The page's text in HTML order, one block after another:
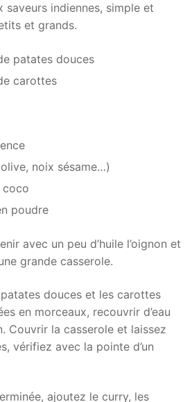
saveurs indiennes, simple et
et grands.
patates douces
carottes
noix sésame…)
coco
poudre
avec un peu d’huile l’oignon et
grande casserole.
douces et les carottes
en morceaux, recouvrir d’eau
Couvrir la casserole et laissez
vérifiez avec la pointe d’un
ajoutez le curry, les